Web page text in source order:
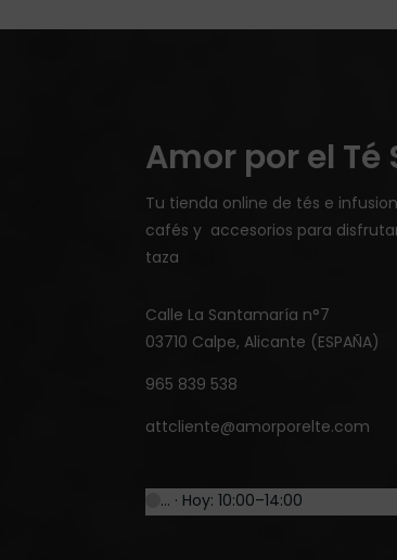
Amor por el Té
Tu tienda online de tés e
cafés y accesorios para
taza
Calle La Santamaría n°7
03710 Calpe, Alicante (ESPAÑA)
965 839 538
attcliente@amorporelte.com
… · Hoy: 10:00–14:00